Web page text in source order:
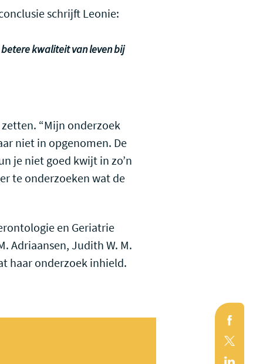
X
schrijft Leonie:
kwaliteit van leven bij
“Mijn onderzoek
niet in opgenomen. De
je niet goed kwijt in zo’n
te onderzoeken wat de
en Geriatrie
Adriaansen, Judith W. M.
haar onderzoek inhield.